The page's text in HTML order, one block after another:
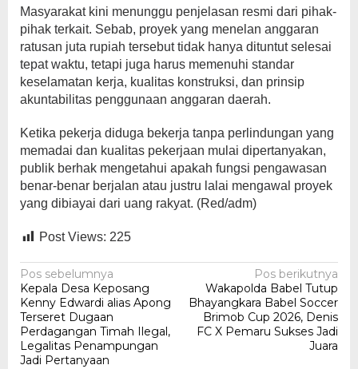
Masyarakat kini menunggu penjelasan resmi dari pihak-
pihak terkait. Sebab, proyek yang menelan anggaran
ratusan juta rupiah tersebut tidak hanya dituntut selesai
tepat waktu, tetapi juga harus memenuhi standar
keselamatan kerja, kualitas konstruksi, dan prinsip
akuntabilitas penggunaan anggaran daerah.
Ketika pekerja diduga bekerja tanpa perlindungan yang
memadai dan kualitas pekerjaan mulai dipertanyakan,
publik berhak mengetahui apakah fungsi pengawasan
benar-benar berjalan atau justru lalai mengawal proyek
yang dibiayai dari uang rakyat. (Red/adm)
Post Views: 225
Navigasi
pos
Pos sebelumnya
Kepala Desa Keposang
Kenny Edwardi alias Apong
Terseret Dugaan
Perdagangan Timah Ilegal,
Legalitas Penampungan
Jadi Pertanyaan
Pos berikutnya
Wakapolda Babel Tutup
Bhayangkara Babel Soccer
Brimob Cup 2026, Denis
FC X Pemaru Sukses Jadi
Juara